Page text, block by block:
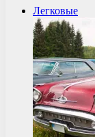
Легковые